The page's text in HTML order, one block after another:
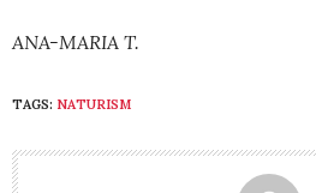
ANA-MARIA T.
TAGS: NATURISM